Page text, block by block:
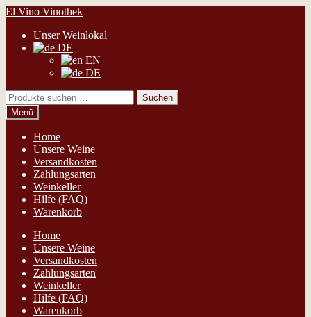
Zur
springen
Zum
springen
El Vino Vinothek
Unser Weinlokal
DE
EN
DE
Suchen
nach:
Suchen
Menü
Home
Unsere Weine
Versandkosten
Zahlungsarten
Weinkeller
Hilfe (FAQ)
Warenkorb
Home
Unsere Weine
Versandkosten
Zahlungsarten
Weinkeller
Hilfe (FAQ)
Warenkorb